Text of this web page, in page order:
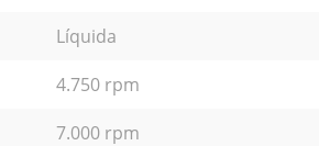
Líquida
4.750 rpm
7.000 rpm